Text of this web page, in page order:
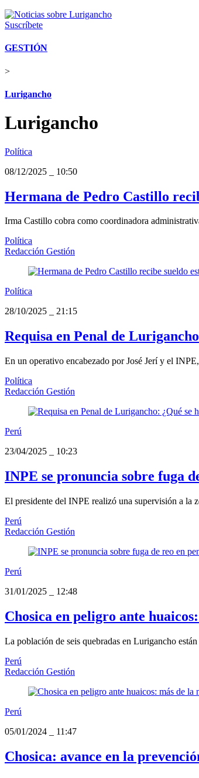
Suscríbete
GESTIÓN
>
Lurigancho
Lurigancho
Política
08/12/2025
10:50
Hermana de Pedro Castillo
Irma Castillo cobra como coordinadora
Política
Redacción Gestión
Política
28/10/2025
21:15
Requisa en Penal de
En un operativo encabezado por José Jerí y el
Política
Redacción Gestión
Perú
23/04/2025
10:23
INPE se pronuncia sobre fuga
El presidente del INPE realizó una supervisión a la
Perú
Redacción Gestión
Perú
31/01/2025
12:48
Chosica en peligro ante
La población de seis quebradas en Lurigancho
Perú
Redacción Gestión
Perú
05/01/2024
11:47
Chosica: avance en la